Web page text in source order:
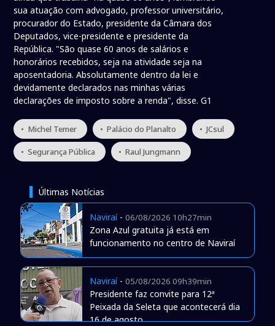
sua atuação com advogado, professor universitário,
procurador do Estado, presidente da Câmara dos
Deputados, vice-presidente e presidente da
República. "São quase 60 anos de salários e
honorários recebidos, seja na atividade seja na
aposentadoria. Absolutamente dentro da lei e
devidamente declarados nas minhas várias
declarações de imposto sobre a renda", disse. G1
• Michel Temer • Palácio do Planalto • JCsul
• Segurança Pública • Raul Jungmann
Últimas Notícias
Naviraí- 06/08/2026 10h27min
Zona Azul gratuita já está em
funcionamento no centro de Naviraí
Naviraí- 05/08/2026 09h39min
Presidente faz convite para 12ª
Peixada da Seleta que acontecerá dia
16 de agosto